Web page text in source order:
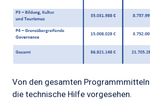
Von den gesamten
die technische Hilfe vorgesehen.